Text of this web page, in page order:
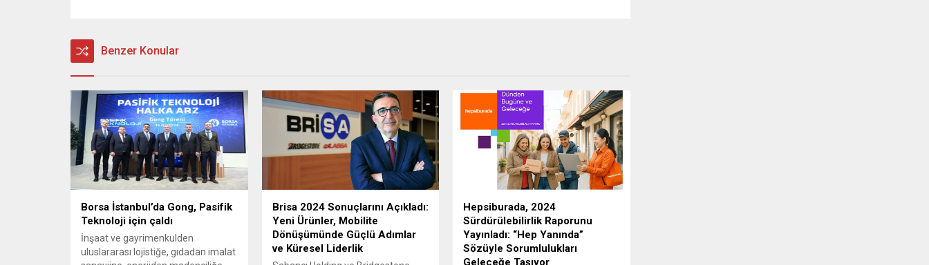
Benzer Konular
Borsa İstanbul’da Gong, Pasifik
Teknoloji için çaldı
İnşaat ve gayrimenkulden
uluslararası lojistiğe, gıdadan imalat
Brisa 2024 Sonuçlarını Açıkladı:
Yeni Ürünler, Mobilite
Dönüşümünde Güçlü Adımlar
ve Küresel Liderlik
Hepsiburada, 2024
Sürdürülebilirlik Raporunu
Yayınladı: “Hep Yanında”
Sözüyle Sorumlulukları
Geleceğe Taşıyor